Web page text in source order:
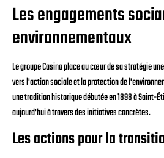
Les engagements
environnementaux
Le groupe Casino place au cœur de sa stratégie
vers l'action sociale et la protection de
une tradition historique débutée en 1898 à Saint-
aujourd'hui à travers des initiatives concrètes.
Les actions pour la